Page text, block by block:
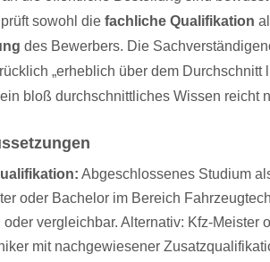
sowohl die fachliche Qualifikation
des Bewerbers. Die
„erheblich über dem Durchschnitt
bloß durchschnittliches Wissen reicht
Abgeschlossenes Studium
oder Bachelor im Bereich
oder vergleichbar. Alternativ: Kfz-Meister
mit nachgewiesener